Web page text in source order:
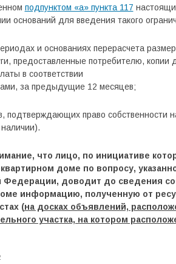
подпунктом «а» пункта 117
оснований для введения такого
и основаниях перерасчета
предоставленные потребителю,
в соответствии
за предыдущие 12 месяцев;
подтверждающих право
что лицо, по инициативе
доме по вопросу,
Федерации, доводит до сведения
информацию, полученную от
(на досках объявлений,
участка, на котором